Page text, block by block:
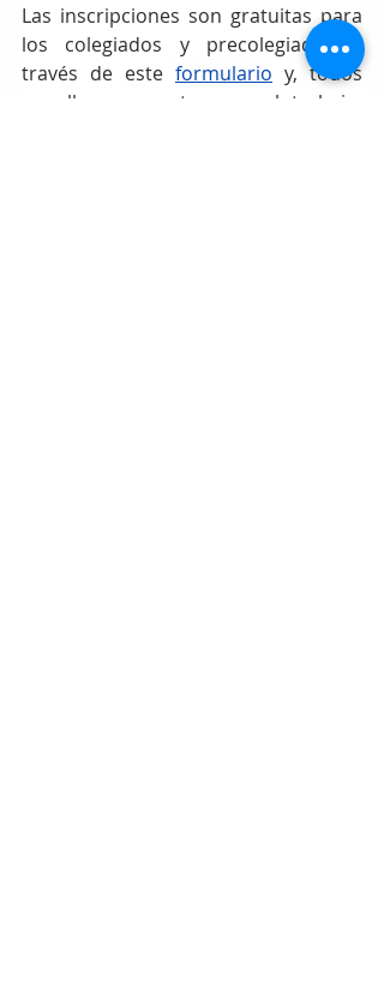
Las inscripciones son gratuitas para
los colegiados y precolegiados a
través de este formulario y, todos
aquellos que entreguen el trabajo,